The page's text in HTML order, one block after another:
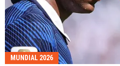
MUNDIAL 2026